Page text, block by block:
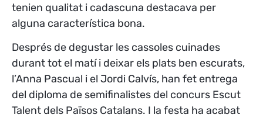
tenien qualitat i cadascuna destacava per
alguna característica bona.
Després de degustar les cassoles cuinades
durant tot el matí i deixar els plats ben escurats,
l’Anna Pascual i el Jordi Calvís, han fet entrega
del diploma de semifinalistes del concurs Escut
Talent dels Països Catalans. I la festa ha acabat